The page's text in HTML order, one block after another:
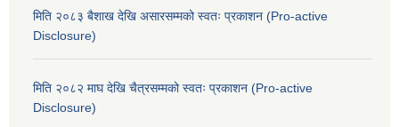
मिति २०८३ बैशाख देखि असारसम्मको स्वतः प्रकाशन (Pro-active
Disclosure)
मिति २०८२ माघ देखि चैत्रसम्मको स्वतः प्रकाशन (Pro-active
Disclosure)